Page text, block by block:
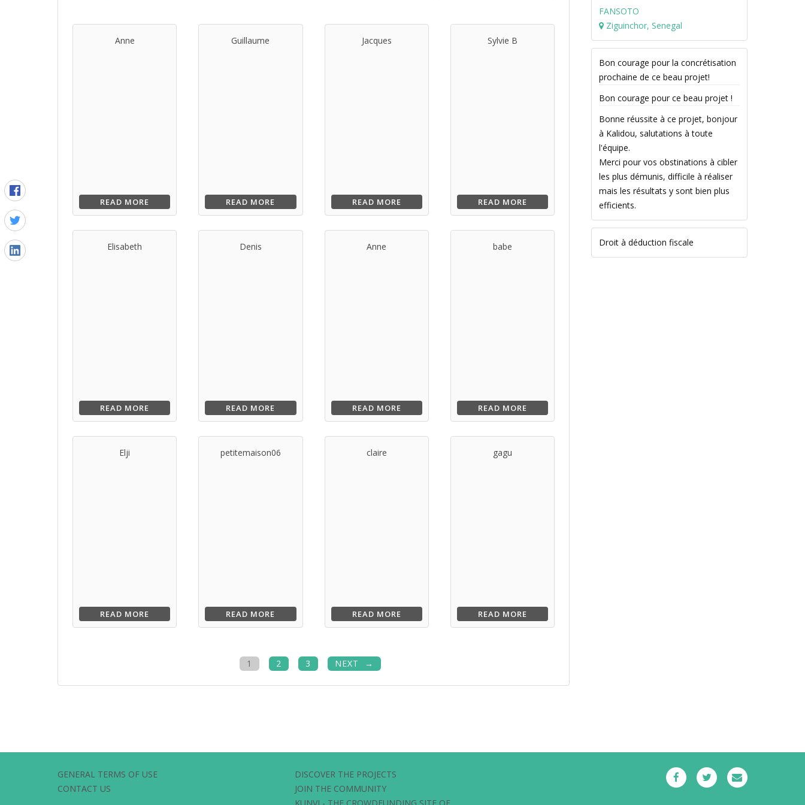
Anne
READ MORE
Guillaume
READ MORE
Jacques
READ MORE
Sylvie B
READ MORE
Elisabeth
READ MORE
Denis
READ MORE
Anne
READ MORE
babe
READ MORE
Elji
READ MORE
petitemaison06
READ MORE
claire
READ MORE
gagu
READ MORE
1 2 3 NEXT
FANSOTO
Ziguinchor, Senegal
Bon courage pour la concrétisation
prochaine de ce beau projet!
Bon courage pour ce beau projet !
Bonne réussite à ce projet, bonjour
à Kalidou, salutations à toute
l'équipe.
Merci pour vos obstinations à cibler
les plus démunis, difficile à réaliser
mais les résultats y sont bien plus
efficients.
Droit à déduction fiscale
GENERAL TERMS OF USE
CONTACT US
DISCOVER THE PROJECTS
JOIN THE COMMUNITY